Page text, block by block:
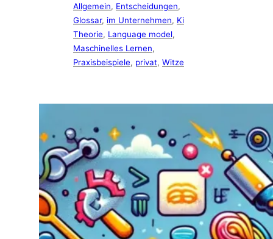
Allgemein, Entscheidungen
Glossar, im Unternehmen, Ki
Theorie, Language model
Maschinelles Lernen
Praxisbeispiele, privat, Witze